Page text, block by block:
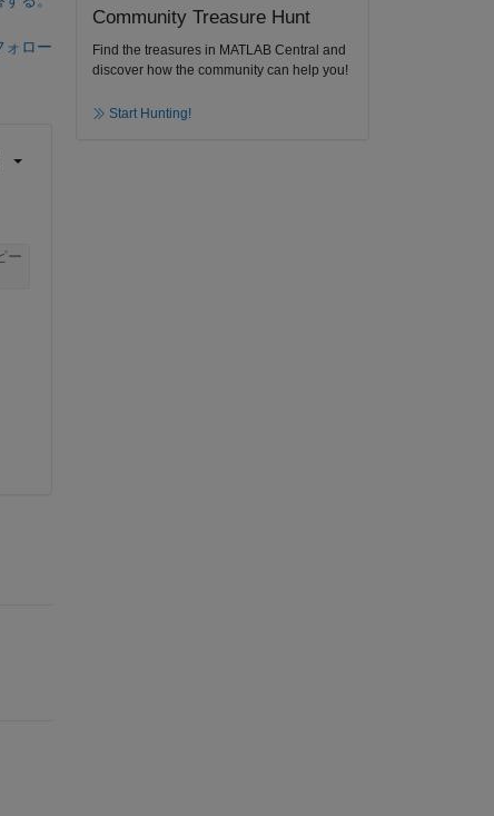
ォロー
ー
Community Treasure Hunt
Find the treasures in MATLAB Central and
discover how the community can help you!
Start Hunting!